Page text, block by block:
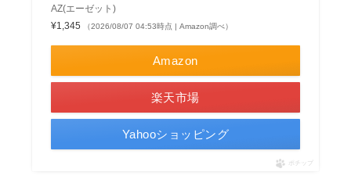
AZ(エーゼット)
¥1,345
（2026/08/07 04:53時点 | Amazon調べ）
Amazon
楽天市場
Yahooショッピング
ポチップ